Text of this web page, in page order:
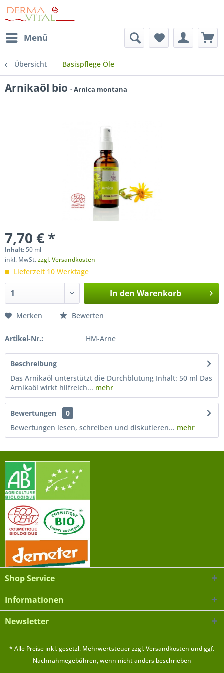
Menü
Übersicht Basispflege Öle
Arnikaöl bio - Arnica montana
7,70 € *
Inhalt:50 ml
inkl. MwSt.zzgl. Versandkosten
Lieferzeit 10 Werktage
In den Warenkorb
Merken Bewerten
Artikel-Nr.: HM-Arne
Beschreibung
Das Arnikaöl unterstützt die Durchblutung Inhalt: 50 ml Das
Arnikaöl wirkt hilfreich... mehr
Bewertungen
0
Bewertungen lesen, schreiben und diskutieren... mehr
Shop Service
Informationen
Newsletter
* Alle Preise inkl. gesetzl. Mehrwertsteuer zzgl.Versandkosten und ggf.
Nachnahmegebühren, wenn nicht anders beschrieben